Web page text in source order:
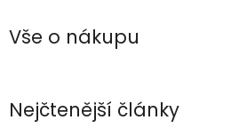
pVše o nákupu
Nejčtenější články